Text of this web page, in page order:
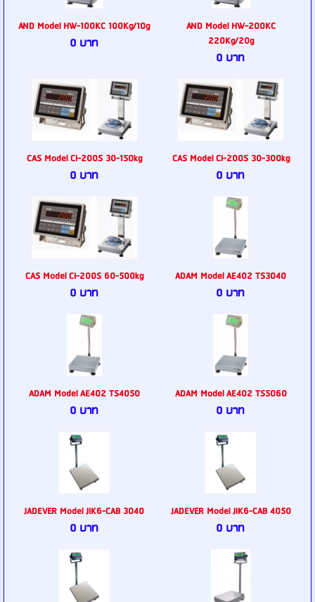
AND Model HW-100KC 100Kg/10g
0 บาท
AND Model HW-200KC
220Kg/20g
0 บาท
CAS Model CI-200S 30-150kg
0 บาท
CAS Model CI-200S 30-300kg
0 บาท
CAS Model CI-200S 60-500kg
0 บาท
ADAM Model AE402 TS3040
0 บาท
ADAM Model AE402 TS4050
0 บาท
ADAM Model AE402 TS5060
0 บาท
JADEVER Model JIK6-CAB 3040
0 บาท
JADEVER Model JIK6-CAB 4050
0 บาท